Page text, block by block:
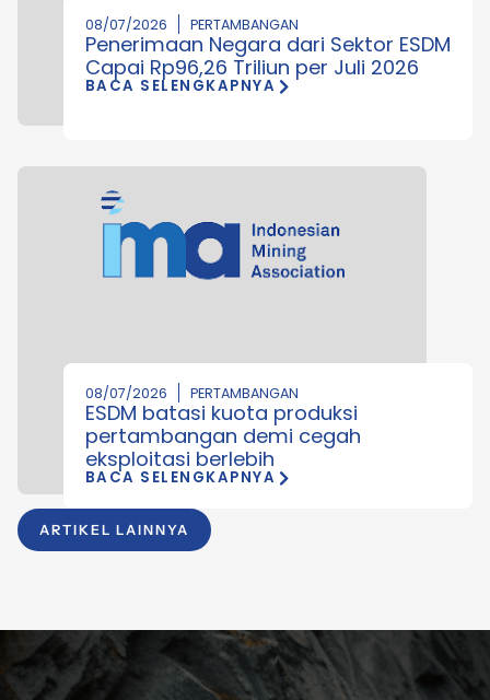
ARTIKEL LAINNYA
08/07/2026 PERTAMBANGAN
Penerimaan Negara dari Sektor ESDM
Capai Rp96,26 Triliun per Juli 2026
BACA SELENGKAPNYA
08/07/2026 PERTAMBANGAN
ESDM batasi kuota produksi
pertambangan demi cegah
eksploitasi berlebih
BACA SELENGKAPNYA